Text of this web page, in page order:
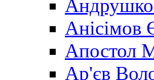
Андрушко
Анісімов
Апостол
Ар'єв